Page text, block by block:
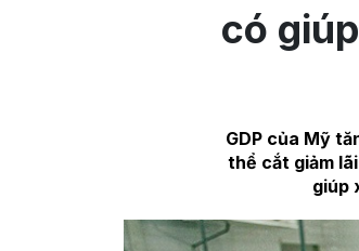
có
GDP của Mỹ
thể cắt giảm
giúp